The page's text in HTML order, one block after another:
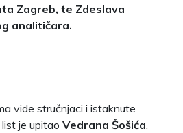
Zagreb, te Zdeslava
analitičara.
vide stručnjaci i istaknute
je upitao Vedrana Šošića